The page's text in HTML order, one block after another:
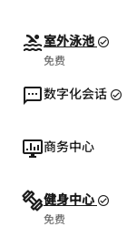
室外泳池
免费
数字化会话
商务中心
健身中心
免费